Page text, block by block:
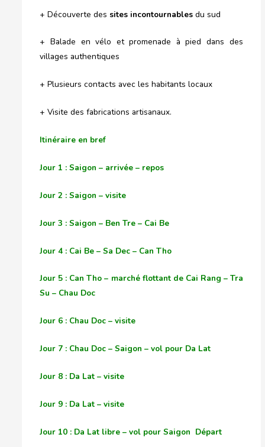
+ Découverte des sites incontournables du sud
+ Balade en vélo et promenade à pied dans des
villages authentiques
+ Plusieurs contacts avec les habitants locaux
+ Visite des fabrications artisanaux.
Itinéraire en bref
Jour 1 : Saigon – arrivée – repos
Jour 2 : Saigon – visite
Jour 3 : Saigon – Ben Tre – Cai Be
Jour 4 : Cai Be – Sa Dec – Can Tho
Jour 5 : Can Tho – marché flottant de Cai Rang – Tra
Su – Chau Doc
Jour 6 : Chau Doc – visite
Jour 7 : Chau Doc – Saigon – vol pour Da Lat
Jour 8 : Da Lat – visite
Jour 9 : Da Lat – visite
Jour 10 : Da Lat libre – vol pour Saigon Départ